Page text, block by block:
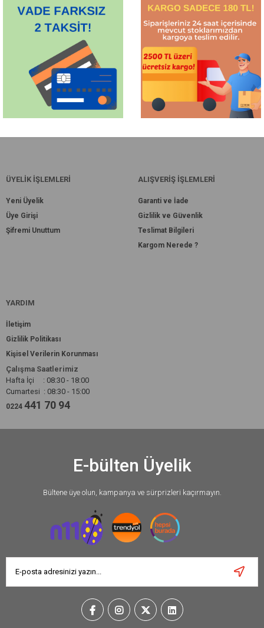
ÜYELİK İŞLEMLERİ
Yeni Üyelik
Üye Girişi
Şifremi Unuttum
ALIŞVERİŞ İŞLEMLERİ
Garanti ve İade
Gizlilik ve Güvenlik
Teslimat Bilgileri
Kargom Nerede ?
YARDIM
İletişim
Gizlilik Politikası
Kişisel Verilerin Korunması
Çalışma Saatlerimiz
Hafta İçi : 08:30 - 18:00
Cumartesi : 08:30 - 15:00
0224 441 70 94
E-bülten Üyelik
Bültene üye olun, kampanya ve sürprizleri kaçırmayın.